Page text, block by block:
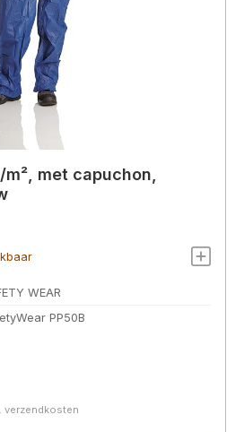
met capuchon,
WEAR
PP50B
verzendkosten